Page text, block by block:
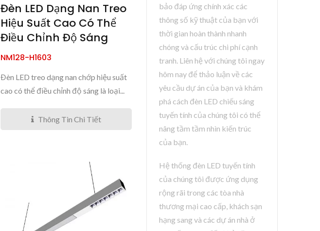
Đèn LED Dạng Nan Treo
Hiệu Suất Cao Có Thể
Điều Chỉnh Độ Sáng
NM128-H1603
Đèn LED treo dạng nan chớp hiệu suất
cao có thể điều chỉnh độ sáng là loại...
Thông Tin Chi Tiết
bảo đáp ứng chính xác các
thông số kỹ thuật của bạn với
thời gian hoàn thành nhanh
chóng và cấu trúc chi phí cạnh
tranh. Liên hệ với chúng tôi ngay
hôm nay để thảo luận về các
yêu cầu dự án của bạn và khám
phá cách đèn LED chiếu sáng
tuyến tính của chúng tôi có thể
nâng tầm tầm nhìn kiến ​​trúc
của bạn.
Hệ thống đèn LED tuyến tính
của chúng tôi được ứng dụng
rộng rãi trong các tòa nhà
thương mại cao cấp, khách sạn
hạng sang và các dự án nhà ở